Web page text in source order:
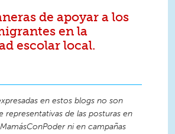
de apoyar a los
en la
escolar local.
en estos blogs no son
representativas de las posturas en
ni en campañas